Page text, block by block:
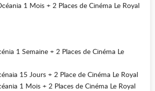
1 Mois + 2 Places de Cinéma Le Royal
1 Semaine + 2 Places de Cinéma Le
15 Jours + 2 Place de Cinéma Le Royal
1 Mois + 2 Places de Cinéma Le Royal